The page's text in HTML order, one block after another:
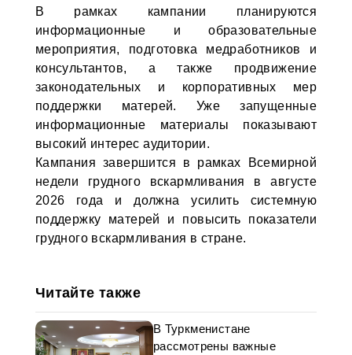
В рамках кампании планируются
информационные и образовательные
мероприятия, подготовка медработников и
консультантов, а также продвижение
законодательных и корпоративных мер
поддержки матерей. Уже запущенные
информационные материалы показывают
высокий интерес аудитории.
Кампания завершится в рамках Всемирной
недели грудного вскармливания в августе
2026 года и должна усилить системную
поддержку матерей и повысить показатели
грудного вскармливания в стране.
Читайте также
В Туркменистане
рассмотрены важные